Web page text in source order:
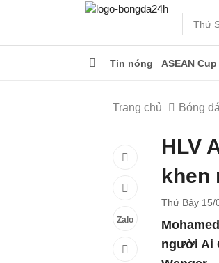
Thứ
Tin nóng ASEAN Cup
Trang chủ Bóng
Zalo
HLV
khen
Thứ Bảy 15/
người Ai